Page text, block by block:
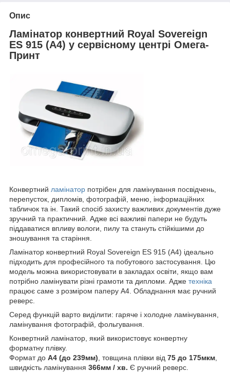
Опис
Ламінатор конвертний Royal Sovereign
ES 915 (А4) у сервісному центрі Омега-
Принт
Конвертний ламінатор потрібен для ламінування посвідчень,
перепусток, дипломів, фотографій, меню, інформаційних
табличок та ін. Такий спосіб захисту важливих документів дуже
зручний та практичний. Адже всі важливі папери не будуть
піддаватися впливу вологи, пилу та стануть стійкішими до
зношування та старіння.
Ламінатор конвертний Royal Sovereign ES 915 (А4) ідеально
підходить для професійного та побутового застосування. Цю
модель можна використовувати в закладах освіти, якщо вам
потрібно ламінувати різні грамоти та дипломи. Адже техніка
працює саме з розміром паперу А4. Обладнання має ручний
реверс.
Серед функцій варто виділити: гаряче і холодне ламінування,
ламінування фотографій, фольгування.
Конвертний ламінатор, який використовує конвертну
форматну плівку.
Формат до А4 (до 239мм) , товщина плівки від 75 до 175мкм
швидкість ламінування 366мм / хв. Є ручний реверс.